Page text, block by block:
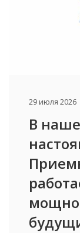
29 июля 2026
В